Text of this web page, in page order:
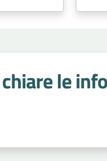
le
da 1 a 5 stelle